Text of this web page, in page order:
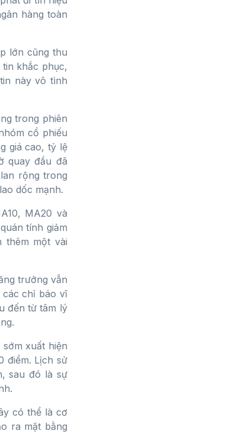
hàng toàn
lớn cũng thu
khắc phục,
này vô tình
trong phiên
cổ phiếu
giá cao, tỷ lệ
quay đầu đã
rộng trong
dốc mạnh.
MA20 và
tính giảm
thêm một vài
trưởng vẫn
các chỉ báo vĩ
đến từ tâm lý
xuất hiện
điểm. Lịch sử
sau đó là sự
có thể là cơ
ra mặt bằng